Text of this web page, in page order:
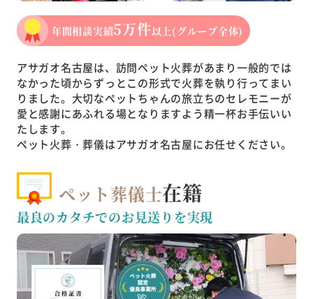
年間相談実績5万件以上 (グループ全体)
アサガオ名古屋は、訪問ペット火葬があまり一般的では
なかった頃からずっとこの形式で火葬を執り行ってまい
りました。大切なペットちゃんの旅立ちのセレモニーが
愛と感謝にあふれる場となりますよう精一杯お手伝いい
たします。
ペット火葬・葬儀はアサガオ名古屋にお任せください。
ペット葬儀士在籍
最良のカタチでのお見送りを実現